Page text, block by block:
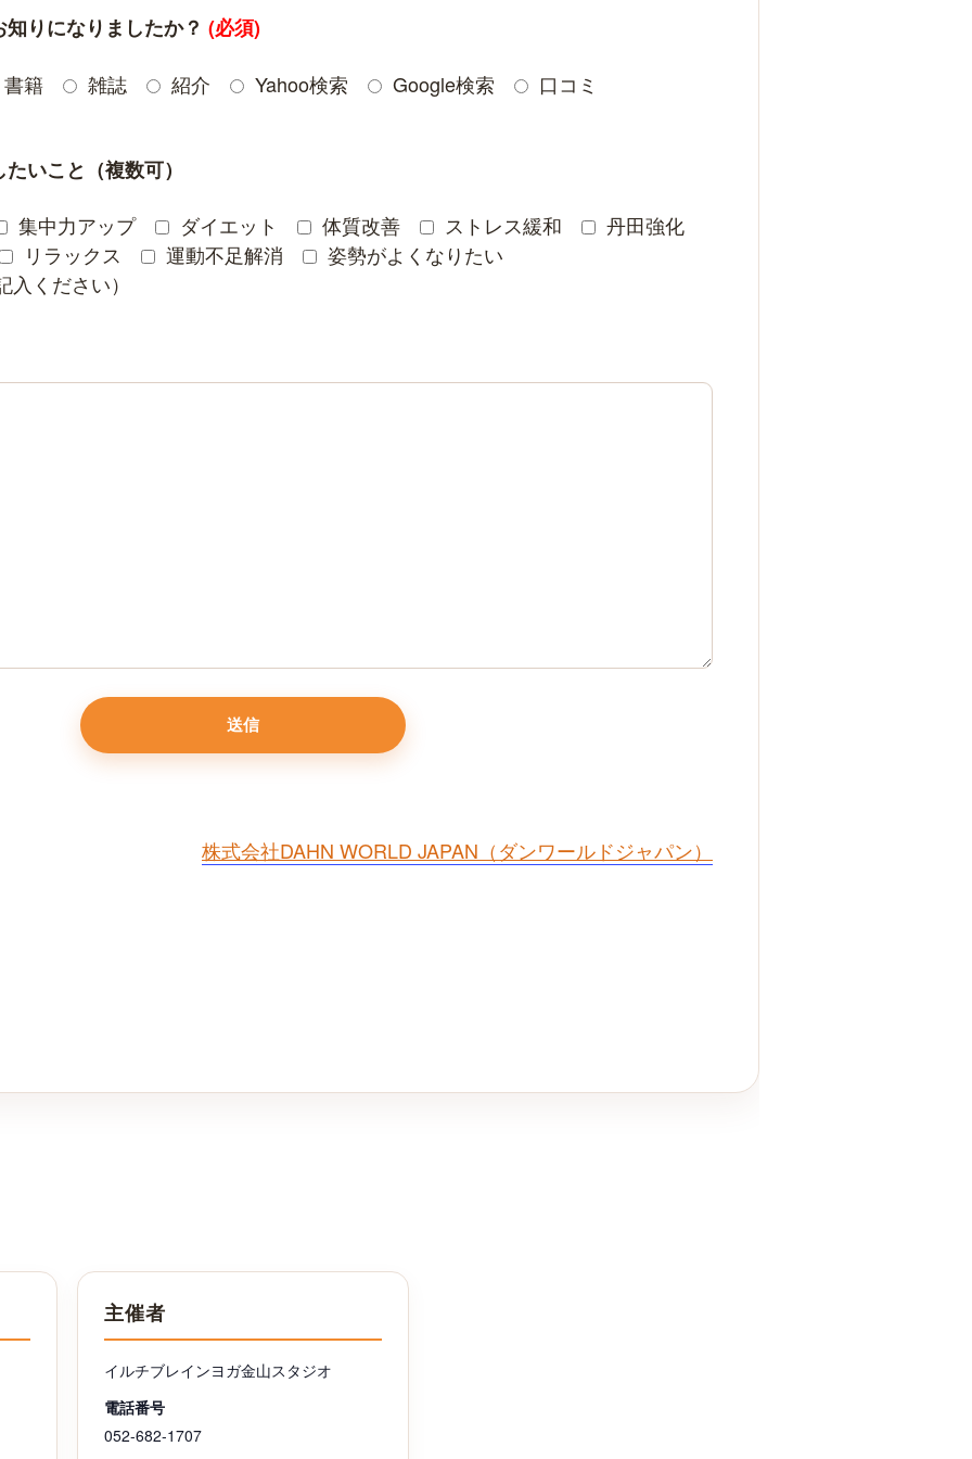
りになりましたか？ (必須)
書籍
雑誌 紹介 Yahoo検索 Google検索 口コミ
いこと（複数可）
集中力アップ
ダイエット 体質改善 ストレス緩和
丹田強化
リラックス
運動不足解消
姿勢がよくなりたい
ください）
株式会社DAHN WORLD JAPAN（ダンワールドジャパン）
主催者
イルチブレインヨガ金山スタジオ
電話番号
052-682-1707